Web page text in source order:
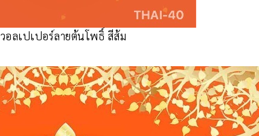
วอลเปเปอร์ลายต้นโพธิ์ สีส้ม